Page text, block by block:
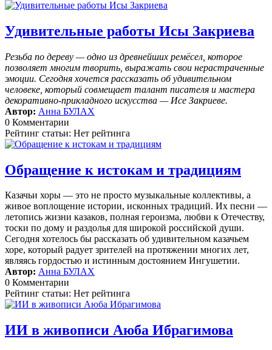
Удивительные работы Исы Закриева
Резьба по дереву — одно из древнейших ремёсел, которое
позволяет многим творить, выражать свои нерастраченные
эмоции. Сегодня хочется рассказать об удивительном
человеке, который совмещает талант писателя и мастера
декоративно-прикладного искусства — Исе Закриеве.
Автор: Анна БУЛАХ
0 Комментарии
Рейтинг статьи: Нет рейтинга
Обращение к истокам и традициям
Казачьи хоры — это не просто музыкальные коллективы, а
живое воплощение истории, исконных традиций. Их песни —
летопись жизни казаков, полная героизма, любви к Отечеству,
тоски по дому и раздолья для широкой российской души.
Сегодня хотелось бы рассказать об удивительном казачьем
хоре, который радует зрителей на протяжении многих лет,
являясь гордостью и истинным достоянием Ингушетии.
Автор: Анна БУЛАХ
0 Комментарии
Рейтинг статьи: Нет рейтинга
ИИ в живописи Аюба Ибрагимова